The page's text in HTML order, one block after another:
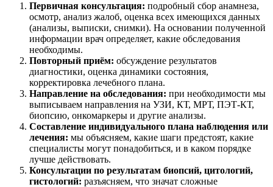
Первичная консультация: подробный сбор анамнеза,
осмотр, анализ жалоб, оценка всех имеющихся данных
(анализы, выписки, снимки). На основании полученной
информации врач определяет, какие обследования
необходимы.
Повторный приём: обсуждение результатов
диагностики, оценка динамики состояния,
корректировка лечебного плана.
Направление на обследования: при необходимости мы
выписываем направления на УЗИ, КТ, МРТ, ПЭТ-КТ,
биопсию, онкомаркеры и другие анализы.
Составление индивидуального плана наблюдения или
лечения: мы объясняем, какие шаги предстоят, какие
специалисты могут понадобиться, и в каком порядке
лучше действовать.
Консультации по результатам биопсий, цитологий,
гистологий: разъясняем, что значат сложные